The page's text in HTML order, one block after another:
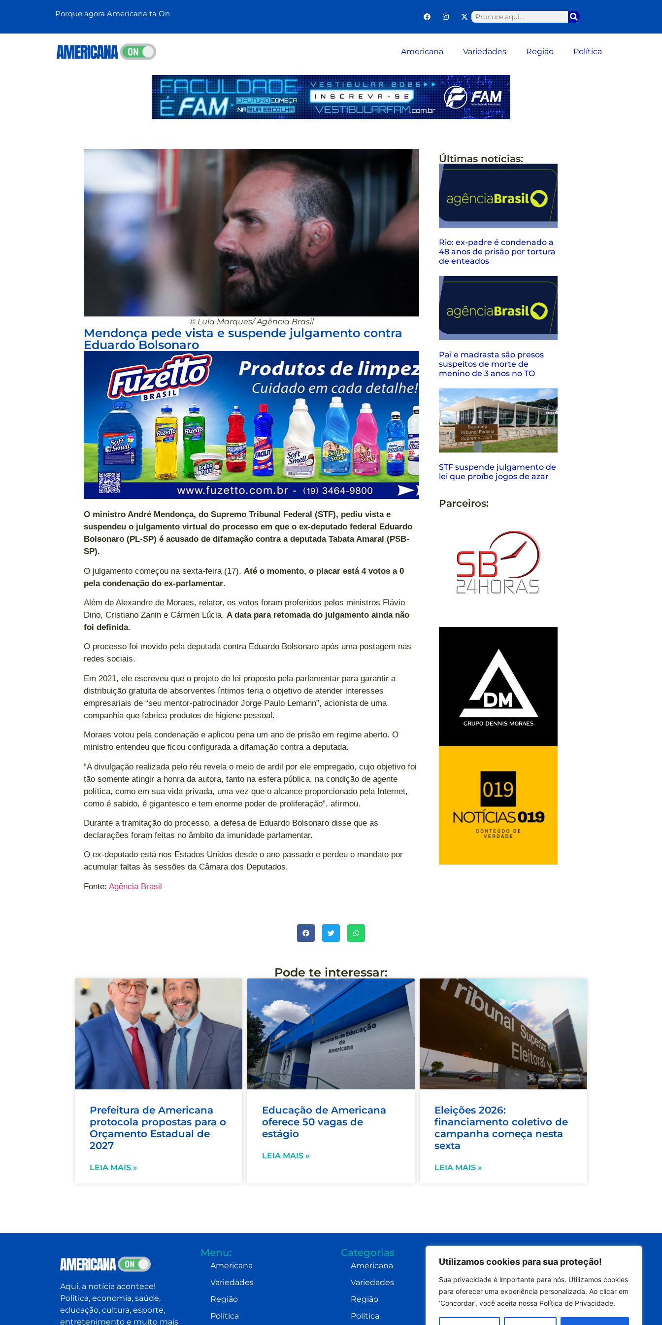
Utilizamos cookies para sua proteção!
Sua privacidade é importante para nós. Utilizamos cookies
para oferecer uma experiência personalizada. Ao clicar em
‘Concordar’, você aceita nossa Política de Privacidade.
Porque agora Americana ta On
Americana Variedades Região Política
© Lula Marques/ Agência Brasil
Mendonça pede vista e suspende julgamento contra
Eduardo Bolsonaro
O ministro André Mendonça, do Supremo Tribunal Federal (STF), pediu vista e
suspendeu o julgamento virtual do processo em que o ex-deputado federal Eduardo
Bolsonaro (PL-SP) é acusado de difamação contra a deputada Tabata Amaral (PSB-
SP).
O julgamento começou na sexta-feira (17). Até o momento, o placar está 4 votos a 0
pela condenação do ex-parlamentar.
Além de Alexandre de Moraes, relator, os votos foram proferidos pelos ministros Flávio
Dino, Cristiano Zanin e Cármen Lúcia. A data para retomada do julgamento ainda não
foi definida.
O processo foi movido pela deputada contra Eduardo Bolsonaro após uma postagem nas
redes sociais.
Em 2021, ele escreveu que o projeto de lei proposto pela parlamentar para garantir a
distribuição gratuita de absorventes íntimos teria o objetivo de atender interesses
empresariais de “seu mentor-patrocinador Jorge Paulo Lemann”, acionista de uma
companhia que fabrica produtos de higiene pessoal.
Moraes votou pela condenação e aplicou pena um ano de prisão em regime aberto. O
ministro entendeu que ficou configurada a difamação contra a deputada.
“A divulgação realizada pelo réu revela o meio de ardil por ele empregado, cujo objetivo foi
tão somente atingir a honra da autora, tanto na esfera pública, na condição de agente
política, como em sua vida privada, uma vez que o alcance proporcionado pela Internet,
como é sabido, é gigantesco e tem enorme poder de proliferação”, afirmou.
Durante a tramitação do processo, a defesa de Eduardo Bolsonaro disse que as
declarações foram feitas no âmbito da imunidade parlamentar.
O ex-deputado está nos Estados Unidos desde o ano passado e perdeu o mandato por
acumular faltas às sessões da Câmara dos Deputados.
Fonte: Agência Brasil
Últimas notícias:
Rio: ex-padre é condenado a
48 anos de prisão por tortura
de enteados
Pai e madrasta são presos
suspeitos de morte de
menino de 3 anos no TO
STF suspende julgamento de
lei que proíbe jogos de azar
Parceiros:
Pode te interessar:
Prefeitura de Americana
protocola propostas para o
Orçamento Estadual de
2027
LEIA MAIS »
Educação de Americana
oferece 50 vagas de
estágio
LEIA MAIS »
Eleições 2026:
financiamento coletivo de
campanha começa nesta
sexta
LEIA MAIS »
Aqui, a notícia acontece!
Política, economia, saúde,
educação, cultura, esporte,
entretenimento e muito mais
Menu:
Americana
Variedades
Região
Política
Categorias
Americana
Variedades
Região
Política
Contatos
imprensa@dennismoraes.com.
br